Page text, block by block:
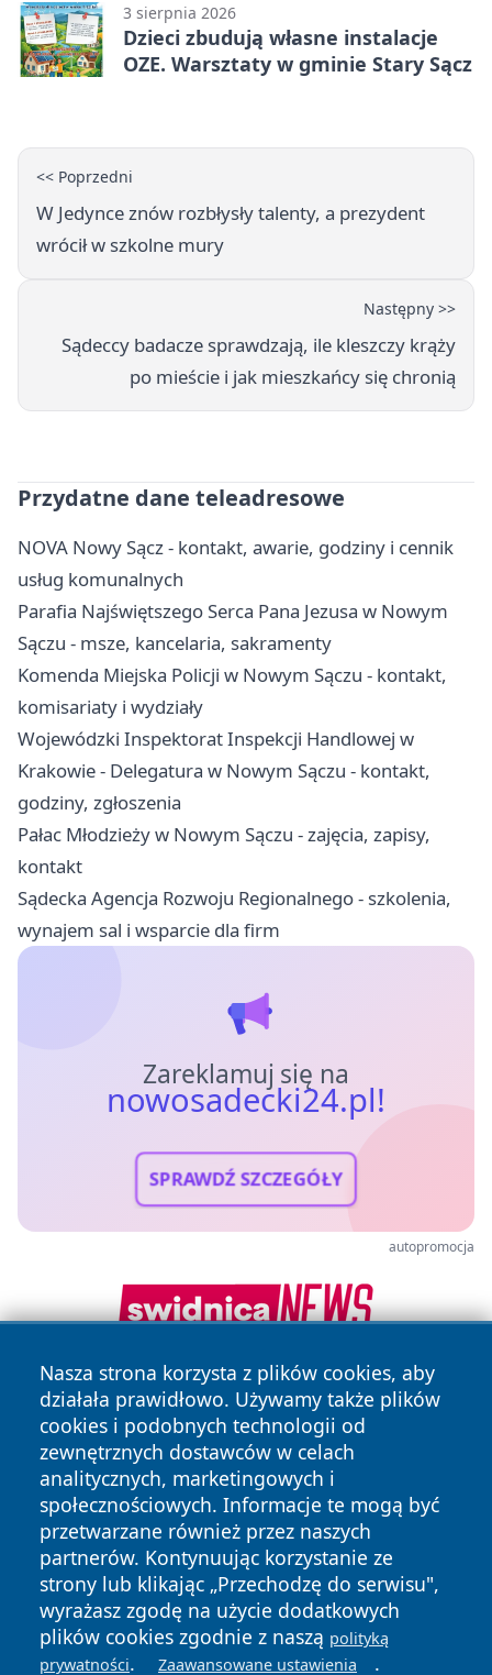
3 sierpnia 2026
Dzieci zbudują własne instalacje
OZE. Warsztaty w gminie Stary Sącz
<< Poprzedni
W Jedynce znów rozbłysły talenty, a prezydent
wrócił w szkolne mury
Następny >>
Sądeccy badacze sprawdzają, ile kleszczy krąży
po mieście i jak mieszkańcy się chronią
Przydatne dane teleadresowe
NOVA Nowy Sącz - kontakt, awarie, godziny i cennik
usług komunalnych
Parafia Najświętszego Serca Pana Jezusa w Nowym
Sączu - msze, kancelaria, sakramenty
Komenda Miejska Policji w Nowym Sączu - kontakt,
komisariaty i wydziały
Wojewódzki Inspektorat Inspekcji Handlowej w
Krakowie - Delegatura w Nowym Sączu - kontakt,
godziny, zgłoszenia
Pałac Młodzieży w Nowym Sączu - zajęcia, zapisy,
kontakt
Sądecka Agencja Rozwoju Regionalnego - szkolenia,
wynajem sal i wsparcie dla firm
Zareklamuj się na
nowosadecki24.pl!
SPRAWDŹ SZCZEGÓŁY
autopromocja
Nasza strona korzysta z plików cookies, aby
działała prawidłowo. Używamy także plików
cookies i podobnych technologii od
zewnętrznych dostawców w celach
analitycznych, marketingowych i
społecznościowych. Informacje te mogą być
przetwarzane również przez naszych
partnerów. Kontynuując korzystanie ze
strony lub klikając „Przechodzę do serwisu",
wyrażasz zgodę na użycie dodatkowych
plików cookies zgodnie z naszą polityką
prywatności. Zaawansowane ustawienia .
Copyright © 2026 nowosadecki24.pl Wszystkie prawa
zastrzeżone.
News Autorzy
Polityka
Prywatności
Polityka
Cookies